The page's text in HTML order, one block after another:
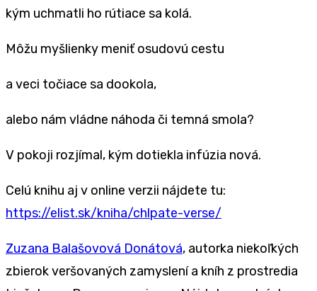
kým uchmatli ho rútiace sa kolá.
Môžu myšlienky meniť osudovú cestu
a veci točiace sa dookola,
alebo nám vládne náhoda či temná smola?
V pokoji rozjímal, kým dotiekla infúzia nová.
Celú knihu aj v online verzii nájdete tu:
https://elist.sk/kniha/chlpate-verse/
Zuzana Balašovová Donátová, autorka niekoľkých
zbierok veršovaných zamyslení a kníh z prostredia